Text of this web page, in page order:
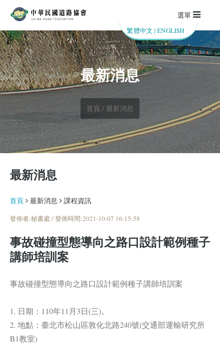
繁體中文 |ENGLISH
選單
最新消息
首頁 / 最新消息
最新消息
首頁 最新消息 課程資訊
發佈者:秘書處 / 發佈時間:2021-10-07 16:15:58
事故碰撞型態導向之路口設計範例種子
講師培訓案
事故碰撞型態導向之路口設計範例種子講師培訓案
1. 日期：110年11月3日(三)。
2. 地點：臺北市松山區敦化北路240號(交通部運輸研究所
B1教室)